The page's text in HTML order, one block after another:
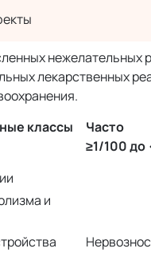
нежелательных
лекарственных
классы
Часто
≥1/100 до
и